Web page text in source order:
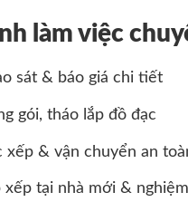
làm việc
sát & báo giá chi tiết
gói, tháo lắp đồ đạc
xếp & vận chuyển an
xếp tại nhà mới &